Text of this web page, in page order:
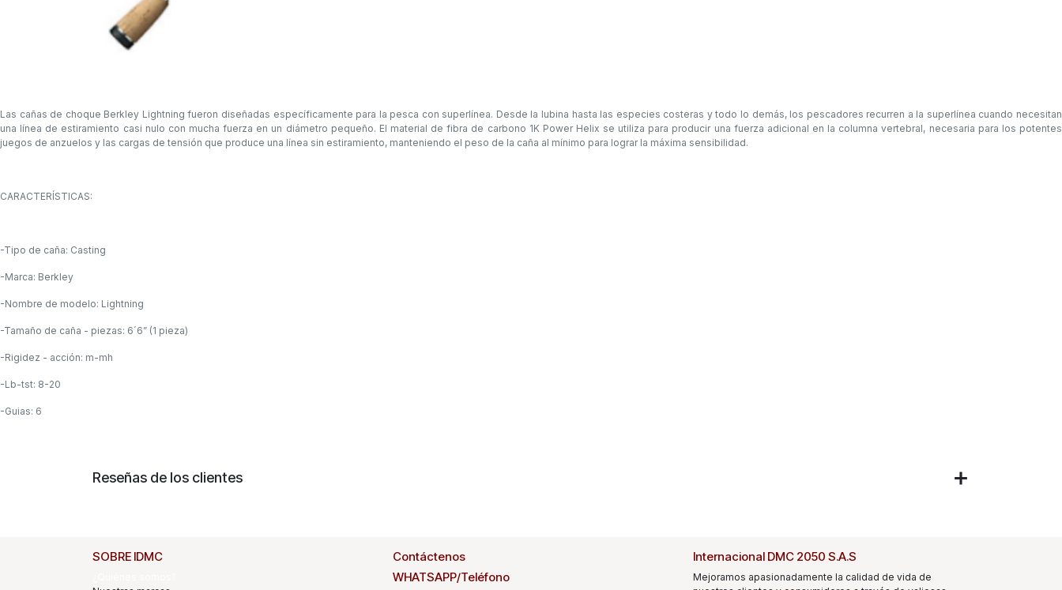
Las cañas de choque Berkley Lightning fueron diseñadas específicamente para la pesca con superlínea. Desde la lubina hasta las especies costeras y todo lo demás, los pescadores recurren a la superlínea cuando necesitan
una línea de estiramiento casi nulo con mucha fuerza en un diámetro pequeño. El material de fibra de carbono 1K Power Helix se utiliza para producir una fuerza adicional en la columna vertebral, necesaria para los potentes
juegos de anzuelos y las cargas de tensión que produce una línea sin estiramiento, manteniendo el peso de la caña al mínimo para lograr la máxima sensibilidad.
CARACTERÍSTICAS:
-Tipo de caña: Casting
-Marca: Berkley
-Nombre de modelo: Lightning
-Tamaño de caña - piezas: 6´6” (1 pieza)
-Rigidez - acción: m-mh
-Lb-tst: 8-20
-Guias: 6
Reseñas de los clientes
SOBRE IDMC
Contáctenos
WHATSAPP/Teléfono
Internacional DMC 2050 S.A.S
Mejoramos apasionadamente la calidad de vida de